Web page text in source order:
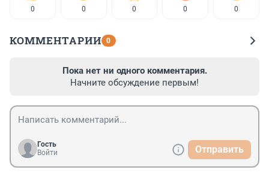
0 0 0 0 0
КОММЕНТАРИИ 0
Пока нет ни одного комментария.
Начните обсуждение первым!
Гость
Войти
Отправить